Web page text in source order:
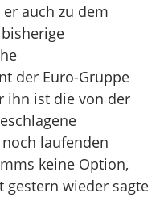
auch zu dem
der Euro-Gruppe
ihn ist die von der
laufenden
keine Option,
gestern wieder sagte